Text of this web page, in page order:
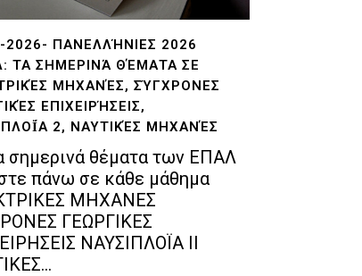
2026- ΠΑΝΕΛΛΉΝΙΕΣ 2026
ΤΑ ΣΗΜΕΡΙΝΆ ΘΈΜΑΤΑ ΣΕ
ΜΗΧΑΝΈΣ, ΣΎΓΧΡΟΝΕΣ
ΕΠΙΧΕΙΡΉΣΕΙΣ,
2, ΝΑΥΤΙΚΈΣ ΜΗΧΑΝΈΣ
σημερινά θέματα των ΕΠΑΛ
πάνω σε κάθε μάθημα
ΜΗΧΑΝΕΣ
ΓΕΩΡΓΙΚΕΣ
ΝΑΥΣΙΠΛΟΪΑ ΙΙ